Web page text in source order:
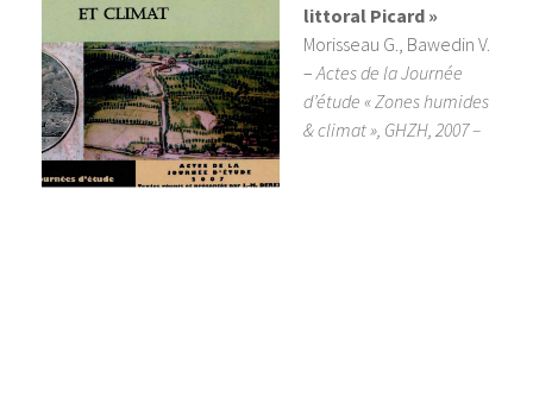
littoral Picard »
Morisseau G., Bawedin V.
–Actes de la Journée
d’étude « Zones humides
& climat », GHZH, 2007 –